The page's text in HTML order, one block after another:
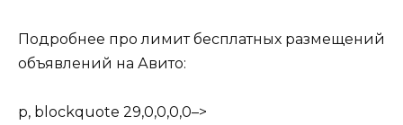
Подробнее про лимит бесплатных размещений
объявлений на Авито:
p, blockquote 29,0,0,0,0–>